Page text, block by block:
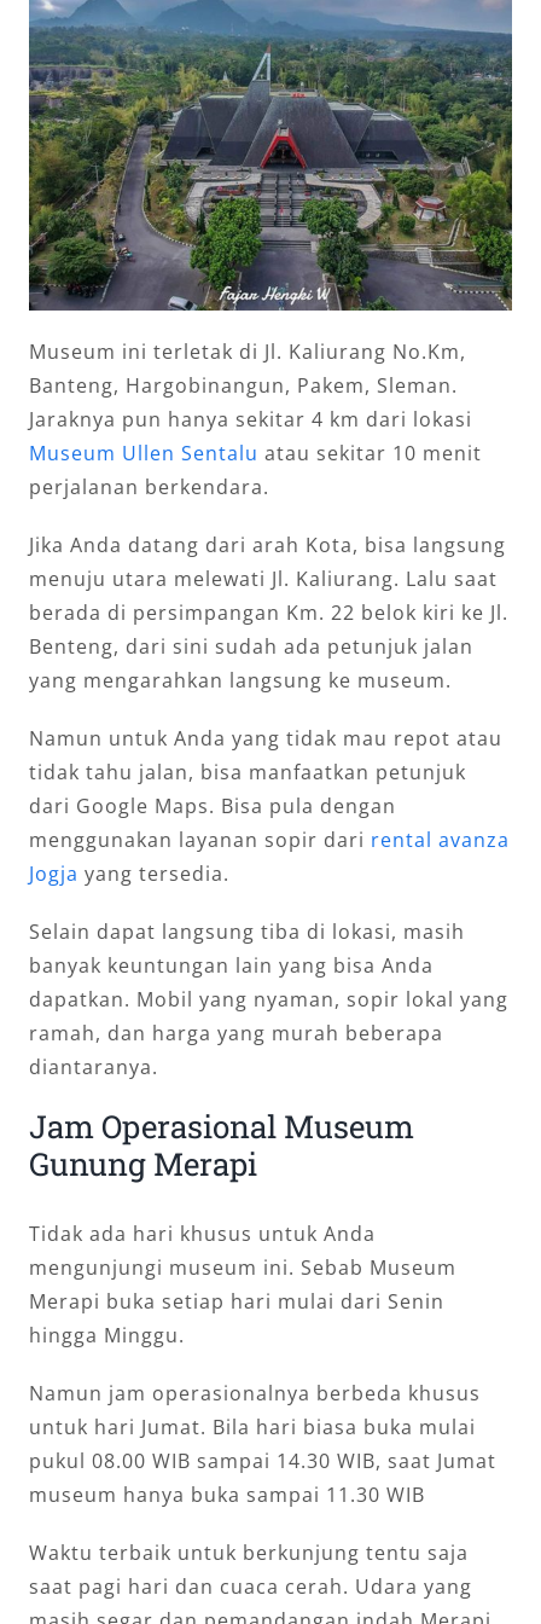
Museum ini terletak di Jl. Kaliurang No.Km,
Banteng, Hargobinangun, Pakem, Sleman.
Jaraknya pun hanya sekitar 4 km dari lokasi
Museum Ullen Sentalu atau sekitar 10 menit
perjalanan berkendara.
Jika Anda datang dari arah Kota, bisa langsung
menuju utara melewati Jl. Kaliurang. Lalu saat
berada di persimpangan Km. 22 belok kiri ke Jl.
Benteng, dari sini sudah ada petunjuk jalan
yang mengarahkan langsung ke museum.
Namun untuk Anda yang tidak mau repot atau
tidak tahu jalan, bisa manfaatkan petunjuk
dari Google Maps. Bisa pula dengan
menggunakan layanan sopir dari rental avanza
Jogja yang tersedia.
Selain dapat langsung tiba di lokasi, masih
banyak keuntungan lain yang bisa Anda
dapatkan. Mobil yang nyaman, sopir lokal yang
ramah, dan harga yang murah beberapa
diantaranya.
Jam Operasional Museum
Gunung Merapi
Tidak ada hari khusus untuk Anda
mengunjungi museum ini. Sebab Museum
Merapi buka setiap hari mulai dari Senin
hingga Minggu.
Namun jam operasionalnya berbeda khusus
untuk hari Jumat. Bila hari biasa buka mulai
pukul 08.00 WIB sampai 14.30 WIB, saat Jumat
museum hanya buka sampai 11.30 WIB
Waktu terbaik untuk berkunjung tentu saja
saat pagi hari dan cuaca cerah. Udara yang